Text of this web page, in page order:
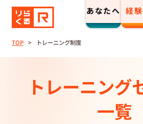
あなたへ 経
りらくる
セラピスト募集
セラピストストーリー⼀
TOP トレーニング制度
トレーニング
一覧